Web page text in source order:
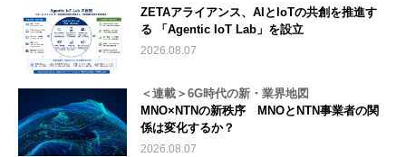
ZETAアライアンス、AIとIoTの共創を推進す
る 「Agentic IoT Lab」を設立
2026.08.07
＜連載＞6G時代の新・業界地図
MNO×NTNの新秩序 MNOとNTN事業者の関
係は変化するか？
2026.08.07